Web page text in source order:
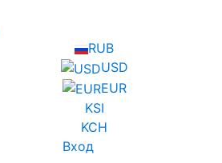
RUB
USD
EUR
KSI
KCH
Вход